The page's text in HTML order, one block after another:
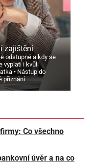
zajištění
odstupné a kdy se
vyplatí i kvůli
Nástup do
přiznání
Co všechno
úvěr a na co